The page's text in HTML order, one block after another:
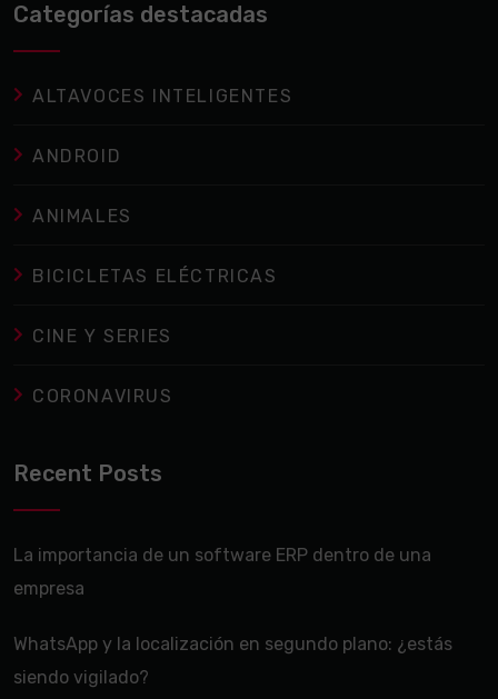
Categorías destacadas
ALTAVOCES INTELIGENTES
ANDROID
ANIMALES
BICICLETAS ELÉCTRICAS
CINE Y SERIES
CORONAVIRUS
Recent Posts
La importancia de un software ERP dentro de una
empresa
WhatsApp y la localización en segundo plano: ¿estás
siendo vigilado?